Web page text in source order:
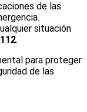
de las
situación
112.
para proteger
de las